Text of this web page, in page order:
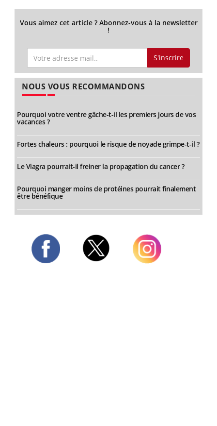
Vous aimez cet article ? Abonnez-vous à la newsletter
!
S'inscrire
NOUS VOUS RECOMMANDONS
Pourquoi votre ventre gâche-t-il les premiers jours de vos
vacances ?
Fortes chaleurs : pourquoi le risque de noyade grimpe-t-il ?
Le Viagra pourrait-il freiner la propagation du cancer ?
Pourquoi manger moins de protéines pourrait finalement
être bénéfique